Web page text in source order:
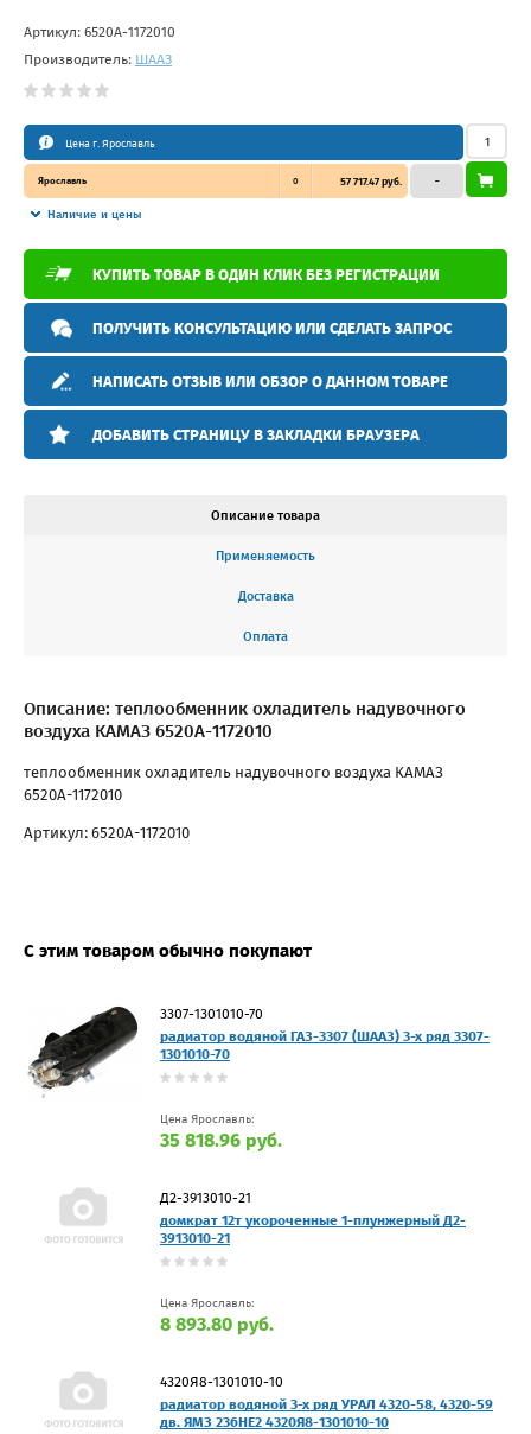
Артикул: 6520А-1172010
Производитель: ШААЗ
Цена г. Ярославль
Ярославль 0 57 717.47 руб.
Наличие и цены
–
КУПИТЬ ТОВАР В ОДИН КЛИК БЕЗ РЕГИСТРАЦИИ
ПОЛУЧИТЬ КОНСУЛЬТАЦИЮ ИЛИ СДЕЛАТЬ ЗАПРОС
НАПИСАТЬ ОТЗЫВ ИЛИ ОБЗОР О ДАННОМ ТОВАРЕ
ДОБАВИТЬ СТРАНИЦУ В ЗАКЛАДКИ БРАУЗЕРА
Описание товара
Применяемость
Доставка
Оплата
Описание: теплообменник охладитель надувочного
воздуха КАМАЗ 6520А-1172010
теплообменник охладитель надувочного воздуха КАМАЗ
6520А-1172010
Артикул: 6520А-1172010
С этим товаром обычно покупают
3307-1301010-70
радиатор водяной ГАЗ-3307 (ШААЗ) 3-х ряд 3307-
1301010-70
Цена Ярославль:
35 818.96 руб.
Д2-3913010-21
домкрат 12т укороченные 1-плунжерный Д2-
3913010-21
Цена Ярославль:
8 893.80 руб.
4320Я8-1301010-10
радиатор водяной 3-х ряд УРАЛ 4320-58, 4320-59
дв. ЯМЗ 236НЕ2 4320Я8-1301010-10